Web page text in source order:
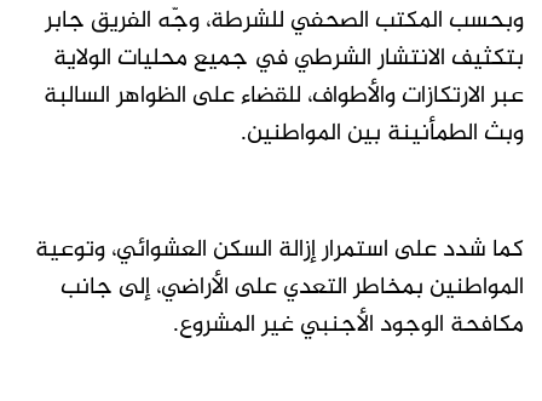
وبحسب المكتب الصحفي للشرطة، وجّه الفريق جابر
بتكثيف الانتشار الشرطي في جميع محليات الولاية
عبر الارتكازات والأطواف، للقضاء على الظواهر السالبة
وبث الطمأنينة بين المواطنين.
كما شدد على استمرار إزالة السكن العشوائي، وتوعية
المواطنين بمخاطر التعدي على الأراضي، إلى جانب
مكافحة الوجود الأجنبي غير المشروع.